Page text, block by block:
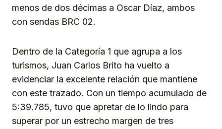
menos de dos décimas a Oscar Díaz, ambos
con sendas BRC 02.
Dentro de la Categoría 1 que agrupa a los
turismos, Juan Carlos Brito ha vuelto a
evidenciar la excelente relación que mantiene
con este trazado. Con un tiempo acumulado de
5:39.785, tuvo que apretar de lo lindo para
superar por un estrecho margen de tres